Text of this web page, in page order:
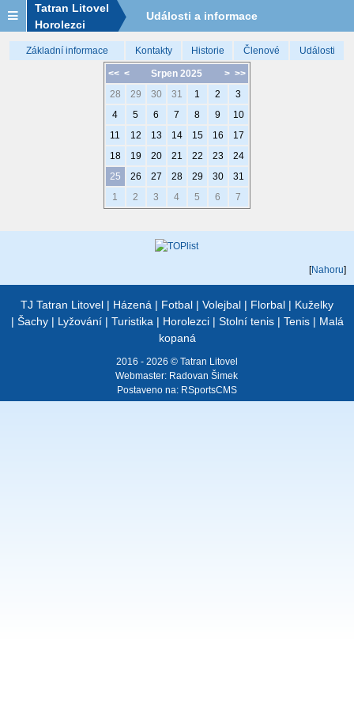
Tatran Litovel
Horolezci
Události a informace
Základní informace Kontakty Historie Členové Události
<< < > >>
Srpen 2025
28
29 30 31 1 2
3
4
5 6 7 8 9
10
11
12 13 14 15 16
17
18
19 20 21 22 23
24
25
26 27 28 29 30
31
1
2 3 4 5 6 7
[Nahoru]
TJ Tatran Litovel | Házená | Fotbal | Volejbal | Florbal | Kuželky
| Šachy| Lyžování| Turistika | Horolezci| Stolní tenis| Tenis| Malá
kopaná
2016 - 2026 © Tatran Litovel
Webmaster: Radovan Šimek
Postaveno na: RSportsCMS